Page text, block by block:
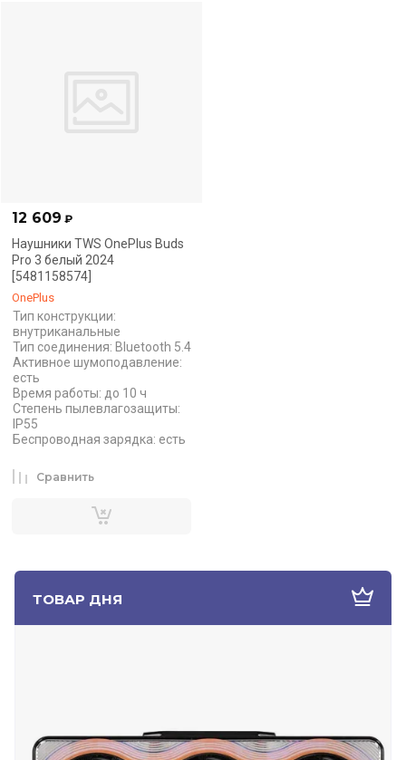
ТОВАР ДНЯ
12 609 ₽
Наушники TWS OnePlus Buds
Pro 3 белый 2024
[5481158574]
OnePlus
Тип конструкции:
внутриканальные
Тип соединения: Bluetooth 5.4
Активное шумоподавление:
есть
Время работы: до 10 ч
Степень пылевлагозащиты:
IP55
Беспроводная зарядка: есть
Сравнить